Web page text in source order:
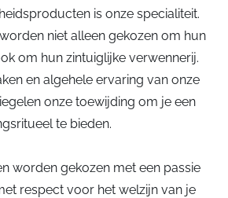
is onze specialiteit.
niet alleen gekozen om hun
om hun zintuiglijke verwennerij.
en algehele ervaring van onze
onze toewijding om je een
te bieden.
worden gekozen met een passie
respect voor het welzijn van je